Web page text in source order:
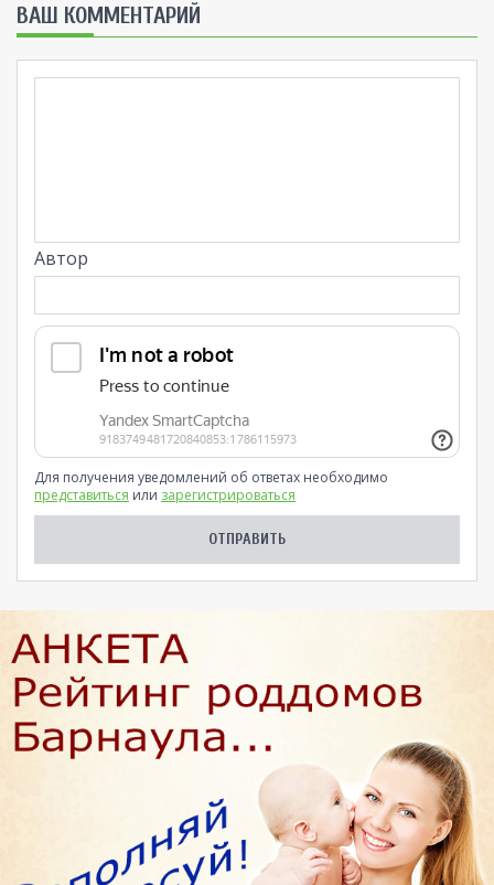
ВАШ КОММЕНТАРИЙ
Автор
Для получения уведомлений об ответах необходимо
представиться или зарегистрироваться